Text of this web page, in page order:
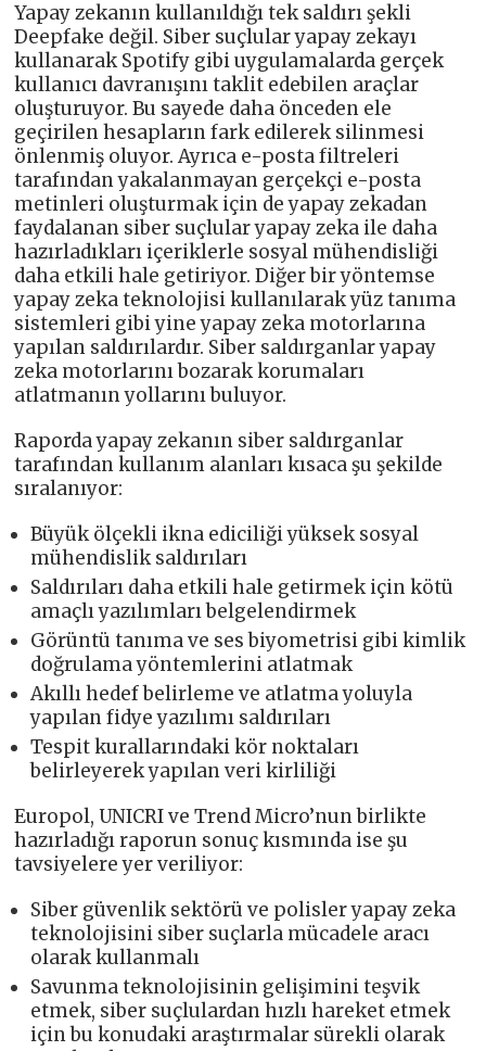
Yapay zekanın kullanıldığı tek saldırı şekli
Deepfake değil. Siber suçlular yapay zekayı
kullanarak Spotify gibi uygulamalarda gerçek
kullanıcı davranışını taklit edebilen araçlar
oluşturuyor. Bu sayede daha önceden ele
geçirilen hesapların fark edilerek silinmesi
önlenmiş oluyor. Ayrıca e-posta filtreleri
tarafından yakalanmayan gerçekçi e-posta
metinleri oluşturmak için de yapay zekadan
faydalanan siber suçlular yapay zeka ile daha
hazırladıkları içeriklerle sosyal mühendisliği
daha etkili hale getiriyor. Diğer bir yöntemse
yapay zeka teknolojisi kullanılarak yüz tanıma
sistemleri gibi yine yapay zeka motorlarına
yapılan saldırılardır. Siber saldırganlar yapay
zeka motorlarını bozarak korumaları
atlatmanın yollarını buluyor.
Raporda yapay zekanın siber saldırganlar
tarafından kullanım alanları kısaca şu şekilde
sıralanıyor:
Büyük ölçekli ikna ediciliği yüksek sosyal
mühendislik saldırıları
Saldırıları daha etkili hale getirmek için kötü
amaçlı yazılımları belgelendirmek
Görüntü tanıma ve ses biyometrisi gibi kimlik
doğrulama yöntemlerini atlatmak
Akıllı hedef belirleme ve atlatma yoluyla
yapılan fidye yazılımı saldırıları
Tespit kurallarındaki kör noktaları
belirleyerek yapılan veri kirliliği
Europol, UNICRI ve Trend Micro’nun birlikte
hazırladığı raporun sonuç kısmında ise şu
tavsiyelere yer veriliyor:
Siber güvenlik sektörü ve polisler yapay zeka
teknolojisini siber suçlarla mücadele aracı
olarak kullanmalı
Savunma teknolojisinin gelişimini teşvik
etmek, siber suçlulardan hızlı hareket etmek
için bu konudaki araştırmalar sürekli olarak